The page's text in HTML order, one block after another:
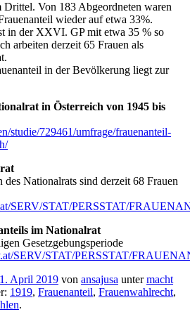
Drittel. Von 183 Abgeordneten waren
wieder auf etwa 33%.
in der XXVI. GP mit etwa 35 % so
arbeiten derzeit 65 Frauen als
in der Bevölkerung liegt zur
in Österreich von 1945 bis
studie/729461/umfrage/frauenanteil-
Nationalrats sind derzeit 68 Frauen
SERV/STAT/PERSSTAT/
im Nationalrat
Gesetzgebungsperiode
SERV/STAT/PERSSTAT/
April 2019 von ansajusa untermacht
1919, Frauenanteil, Frauenwahlrecht,
.